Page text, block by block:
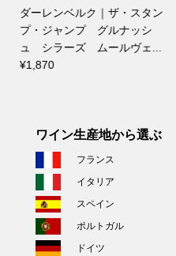
ダーレンベルク｜ザ・スタン
プ・ジャンプ グルナッシ
ュ シラーズ ムールヴェ...
¥1,870
ワイン生産地から選ぶ
フランス
イタリア
スペイン
ポルトガル
ドイツ